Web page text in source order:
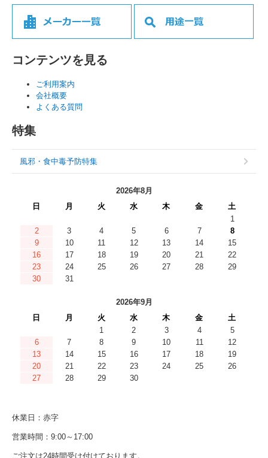
コンテンツを見る
ご利用案内
会社概要
よくある質問
特集
風邪・食中毒予防特集
2026年8月
日
月 火 水 木 金
土
1
2
3 4 5 6 7
8
9
10 11 12 13 14
15
16
17 18 19 20 21
22
23
24 25 26 27 28
29
30
31
2026年9月
日
月 火 水 木 金
土
1
2 3 4
5
6
7 8 9 10 11
12
13
14 15 16 17 18
19
20
21 22 23 24 25
26
27
28 29 30
休業日：赤字
営業時間：9:00～17:00
ご注文は24時間受け付けております。